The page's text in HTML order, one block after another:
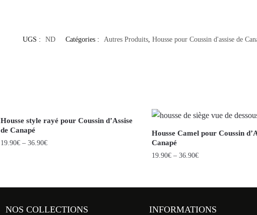
UGS : ND Catégories : Autres Produits Housse pour Coussin d'assise de
Housse style rayé pour Coussin d’Assise
de Canapé
19.90€ – 36.90€
Housse Camel pour Coussin
Canapé
19.90€– 36.90€
NOS COLLECTIONS INFORMATIONS